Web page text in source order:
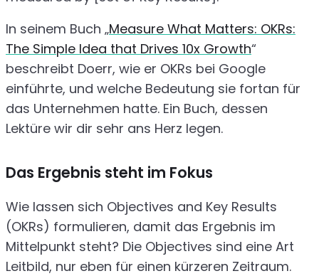
In seinem Buch „Measure What Matters: OKRs:
The Simple Idea that Drives 10x Growth“
beschreibt Doerr, wie er OKRs bei Google
einführte, und welche Bedeutung sie fortan für
das Unternehmen hatte. Ein Buch, dessen
Lektüre wir dir sehr ans Herz legen.
Das Ergebnis steht im Fokus
Wie lassen sich Objectives and Key Results
(OKRs) formulieren, damit das Ergebnis im
Mittelpunkt steht? Die Objectives sind eine Art
Leitbild, nur eben für einen kürzeren Zeitraum.